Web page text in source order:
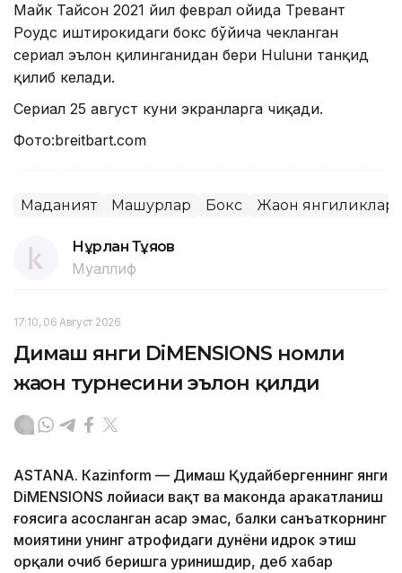
Майк Тайсон 2021 йил феврал ойида Тревант
Роудс иштирокидаги бокс бўйича чекланган
сериал эълон қилинганидан бери Huluни танқид
қилиб келади.
Сериал 25 август куни экранларга чиқади.
Фото:breitbart.com
Маданият Машҳурлар Бокс Жаҳон
Нұрлан Тұяқов
Муаллиф
17:10, 06 Август 2026
Димаш янги DiMENSIONS номли
жаҳон турнесини эълон қилди
ASTANА. Кazinform — Димаш Қудайбергеннинг янги
DiMENSIONS лойиҳаси вақт ва маконда ҳаракатланиш
ғоясига асосланган асар эмас, балки санъаткорнинг
моҳиятини унинг атрофидаги дунёни идрок этиш
орқали очиб беришга уринишдир, деб хабар